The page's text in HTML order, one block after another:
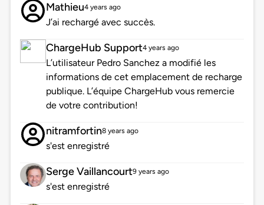
Mathieu4 years ago
J’ai rechargé avec succès.
ChargeHub Support4 years ago
L’utilisateur Pedro Sanchez a modifié les
informations de cet emplacement de recharge
publique. L’équipe ChargeHub vous remercie
de votre contribution!
nitramfortin8 years ago
s'est enregistré
Serge Vaillancourt9 years ago
s'est enregistré